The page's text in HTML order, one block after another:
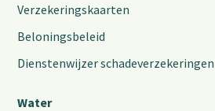
Verzekeringskaarten
Beloningsbeleid
Dienstenwijzer schadeverzekeringen
Water